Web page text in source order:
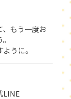
、もう一度お
うに。
LINE